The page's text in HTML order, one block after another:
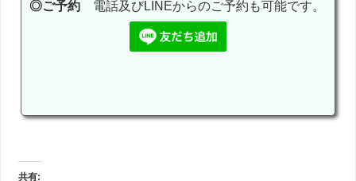
◎ご予約 電話及びLINEからのご予約も可能です。
共有: